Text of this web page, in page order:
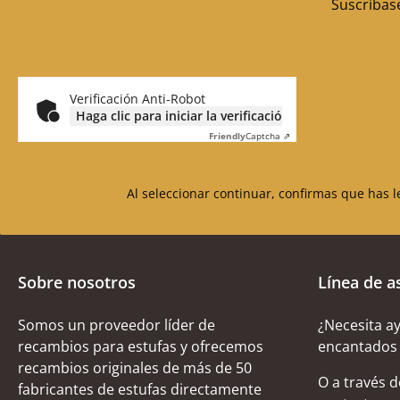
Verificación Anti-Robot
Haga clic para iniciar la verificación
FriendlyCaptcha ⇗
Al seleccionar continuar, confirmas que has
Sobre nosotros
Somos un proveedor líder de
recambios para estufas y ofrecemos
recambios originales de más de 50
fabricantes de estufas directamente
Línea de
¿Necesita
O a través